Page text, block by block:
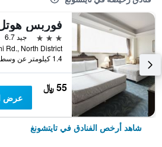
فوربس
3 نجوم
جيد 6.7
1.4 كيلومتر عن وسط المدينة
55 ﷼
عرض
شاهد أرخص الفنادق في تايتشونغ